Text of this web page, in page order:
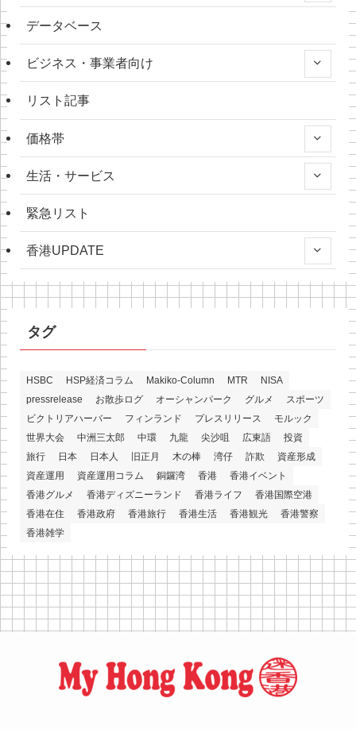
データベース
ビジネス・事業者向け
リスト記事
価格帯
生活・サービス
緊急リスト
香港UPDATE
タグ
HSBC HSP経済コラム Makiko-Column MTR
NISA
pressrelease
お散歩ログ オーシャンパーク グルメ
スポーツ
ビクトリアハーバー
フィンランド プレスリリース
モルック
世界大会
中洲三太郎 中環 九龍 尖沙咀 広東語
投資
旅行
日本 日本人 旧正月 木の棒 湾仔 詐欺
資産形成
資産運用
資産運用コラム 銅鑼湾 香港
香港イベント
香港グルメ
香港ディズニーランド 香港ライフ
香港国際空港
香港在住
香港政府 香港旅行 香港生活 香港観光
香港警察
香港雑学